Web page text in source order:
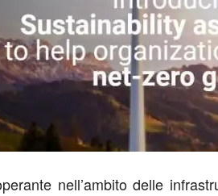
nell’ambito delle